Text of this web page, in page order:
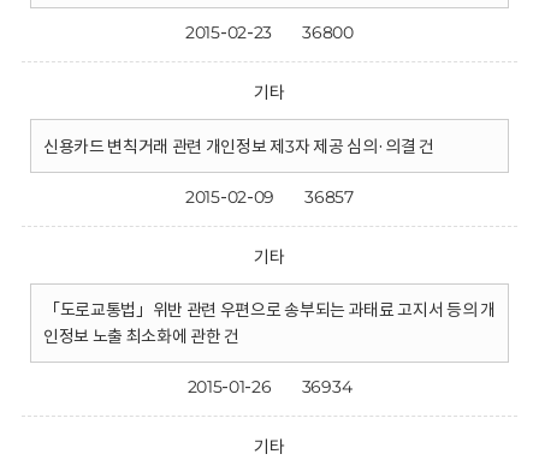
2015-02-23 36800
기타
신용카드 변칙거래 관련 개인정보 제3자 제공 심의·의결 건
2015-02-09 36857
기타
「도로교통법」위반 관련 우편으로 송부되는 과태료 고지서 등의 개
인정보 노출 최소화에 관한 건
2015-01-26 36934
기타